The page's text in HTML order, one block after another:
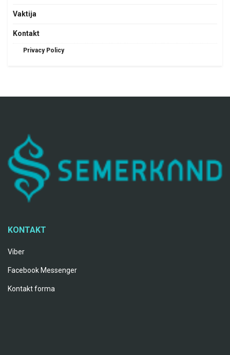
Vaktija
Kontakt
Privacy Policy
KONTAKT
Viber
Facebook Messenger
Kontakt forma